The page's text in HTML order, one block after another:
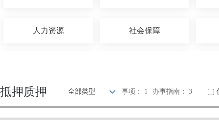
人力资源 社会保障
抵押质押 全部类型 事项： 1 办事指南： 3